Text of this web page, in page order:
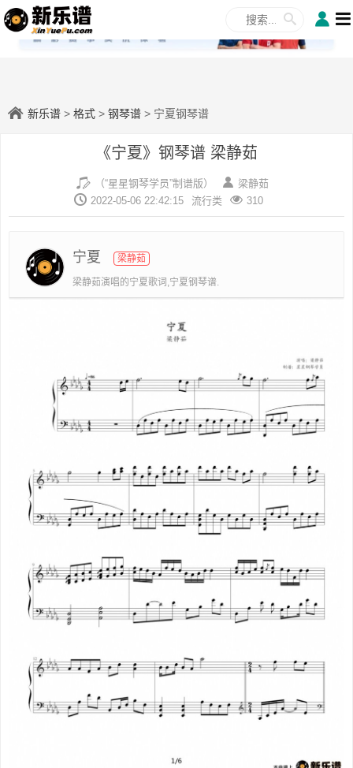
✕
新乐谱 > 格式 > 钢琴谱 > 宁夏钢琴谱
《宁夏》钢琴谱 梁静茹
（“星星钢琴学员”制谱版）
梁静茹
2022-05-06 22:42:15
流行类 310
宁夏 梁静茹
梁静茹演唱的宁夏歌词,宁夏钢琴谱.